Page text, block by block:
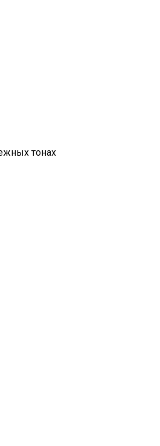
тонах